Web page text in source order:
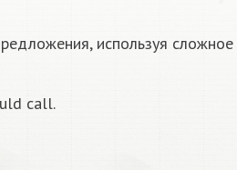
используя сложное
call.